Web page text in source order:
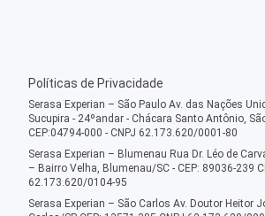
Políticas de Privacidade
Serasa Experian – São Paulo Av. das Nações
Sucupira - 24ºandar - Chácara Santo Antônio,
CEP:04794-000 - CNPJ 62.173.620/0001-80
Serasa Experian – Blumenau Rua Dr. Léo de
– Bairro Velha, Blumenau/SC - CEP: 89036-239
62.173.620/0104-95
Serasa Experian – São Carlos Av. Doutor Heitor